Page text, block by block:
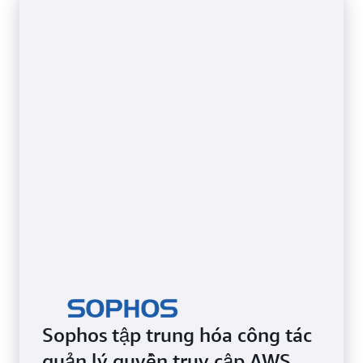
Sophos tập trung hóa công tác